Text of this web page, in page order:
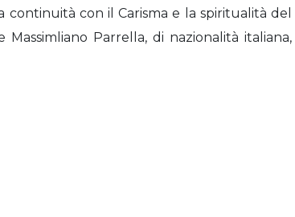
con il Carisma e la spiritualità del
Parrella, di nazionalità italiana,